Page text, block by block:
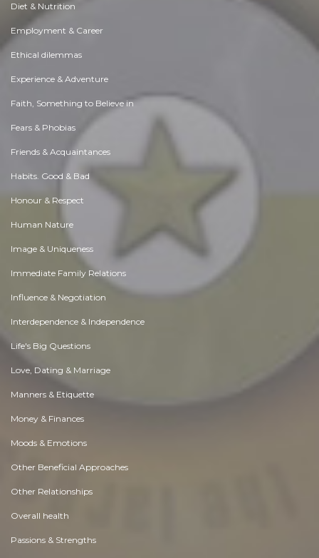
Diet & Nutrition
Employment & Career
Ethical dilemmas
Experience & Adventure
Faith, Something to Believe in
Fears & Phobias
Friends & Acquaintances
Habits. Good & Bad
Honour & Respect
Human Nature
Image & Uniqueness
Immediate Family Relations
Influence & Negotiation
Interdependence & Independence
Life's Big Questions
Love, Dating & Marriage
Manners & Etiquette
Money & Finances
Moods & Emotions
Other Beneficial Approaches
Other Relationships
Overall health
Passions & Strengths